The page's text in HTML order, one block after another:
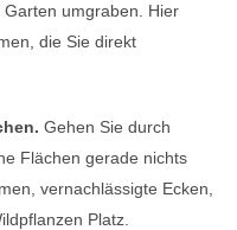
umgraben. Hier
die Sie direkt
Gehen Sie durch
Flächen gerade nichts
vernachlässigte Ecken,
Platz.